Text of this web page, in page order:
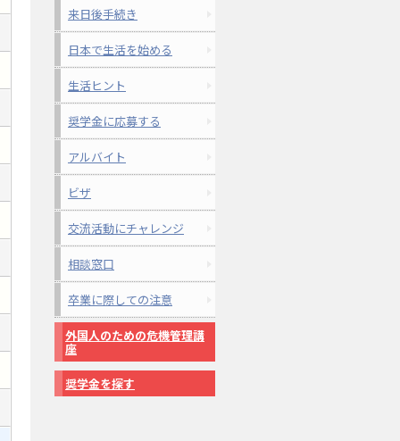
来日後手続き
日本で生活を始める
生活ヒント
奨学金に応募する
アルバイト
ビザ
交流活動にチャレンジ
相談窓口
卒業に際しての注意
外国人のための危機管理講
座
奨学金を探す